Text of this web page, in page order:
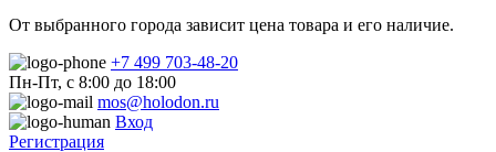
От выбранного города зависит цена товара и его наличие.
+7 499 703-48-20
Пн-Пт, с 8:00 до 18:00
mos@holodon.ru
Вход
Регистрация